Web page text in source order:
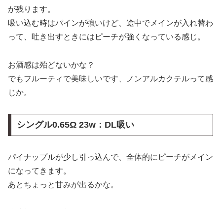
が残ります。
吸い込む時はパインが強いけど、途中でメインが入れ替わ
って、吐き出すときにはピーチが強くなっている感じ。
お酒感は殆どないかな？
でもフルーティで美味しいです、ノンアルカクテルって感
じか。
シングル0.65Ω 23w：DL吸い
パイナップルが少し引っ込んで、全体的にピーチがメイン
になってきます。
あとちょっと甘みが出るかな。